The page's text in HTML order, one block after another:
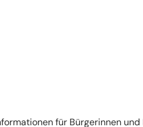
für Bürgerinnen